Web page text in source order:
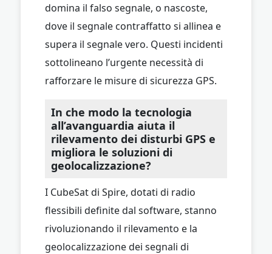
domina il falso segnale, o nascoste,
dove il segnale contraffatto si allinea e
supera il segnale vero. Questi incidenti
sottolineano l’urgente necessità di
rafforzare le misure di sicurezza GPS.
In che modo la tecnologia
all’avanguardia aiuta il
rilevamento dei disturbi GPS e
migliora le soluzioni di
geolocalizzazione?
I CubeSat di Spire, dotati di radio
flessibili definite dal software, stanno
rivoluzionando il rilevamento e la
geolocalizzazione dei segnali di